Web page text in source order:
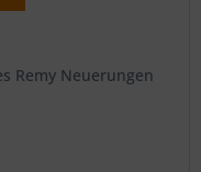
Remy Neuerungen